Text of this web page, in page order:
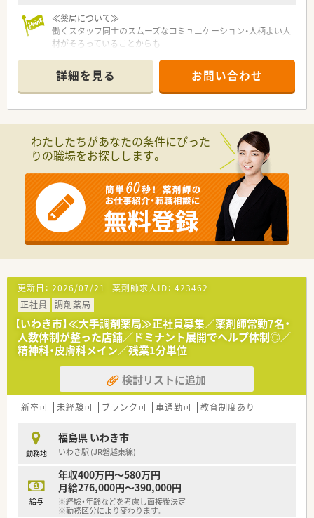
≪薬局について≫
働くスタッフ同士のスムーズなコミュニケーション・人柄よい人
材がそろっていることからも
一緒に働く仲間への気遣いや、思いやりも大切にする社風ですの
で働きやすさ抜群です！
■多彩なキャリアパスと、専門教育・階層別研修に力を入れてお
■アメリカ医療研修、日本薬剤師会学術大会参加、研修認定薬剤
師研修（e-ラーニング）、専門医による病態病理勉強会など、各種
研修・教育制度に力を入れております！
■地域の暮らしに根付いたかかりつけ薬局を目指しています。
内科クリニックの門前で複数名体制の店舗です。
■関東に本社があり、福島県内は多数の店舗がございます。希望
がなければ引越しを伴う異動はございません
詳細を見る お問い合わせ
わたしたちがあなたの条件にぴった
りの職場をお探しします。
更新日： 2026/07/21 薬剤師求人ID： 423462
正社員
調剤薬局
【いわき市】≪大手調剤薬局≫正社員募集／薬剤師常勤7名・
人数体制が整った店舗／ドミナント展開でヘルプ体制◎／
精神科・皮膚科メイン／残業1分単位
検討リストに追加
新卒可 未経験可 ブランク可 車通勤可 教育制度あり
勤務地
福島県 いわき市
いわき駅 (JR磐越東線)
給与
年収400万円～580万円
月給276,000円～390,000円
※経験・年齢などを考慮し面接後決定
※勤務区分により変わります。